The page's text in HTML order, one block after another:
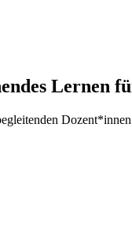
Lernen